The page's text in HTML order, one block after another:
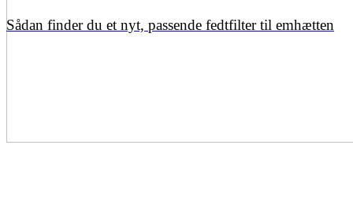
Sådan finder du et nyt, passende fedtfilter til emhætten